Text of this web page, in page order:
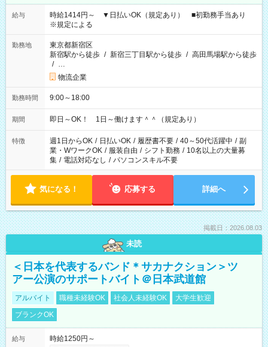
給与
時給1414円～ ▼日払いOK（規定あり） ■初勤務手当あり
※規定による
勤務地
東京都新宿区
新宿駅から徒歩 / 新宿三丁目駅から徒歩 / 高田馬場駅から徒歩
/ …
物流企業
勤務時間 9:00～18:00
期間 即日～OK！ 1日～働けます＾＾（規定あり）
特徴 週1日からOK / 日払いOK / 履歴書不要 / 40～50代活躍中 / 副
業・WワークOK / 服装自由 / シフト勤務 / 10名以上の大量募
集 / 電話対応なし / パソコンスキル不要
気になる！ 応募する 詳細へ
掲載日：2026.08.03
未読
＜日本を代表するバンド＊サカナクション＞ツ
アー公演のサポートバイト＠日本武道館
アルバイト 職種未経験OK 社会人未経験OK
大学生歓迎
ブランクOK
給与
時給1250円～